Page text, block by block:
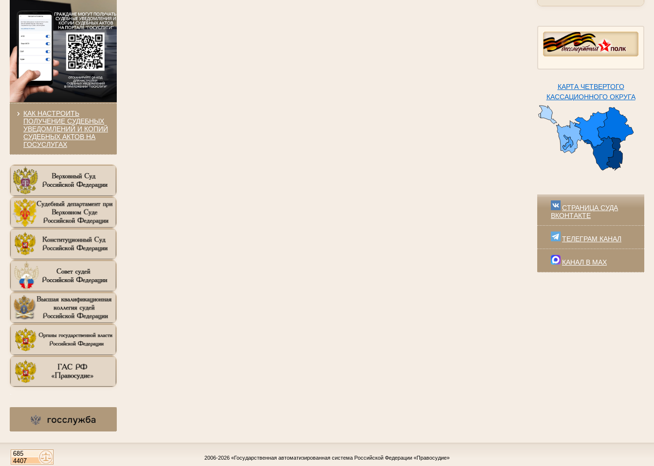
КАК НАСТРОИТЬ
ПОЛУЧЕНИЕ СУДЕБНЫХ
УВЕДОМЛЕНИЙ И КОПИЙ
СУДЕБНЫХ АКТОВ НА
ГОСУСЛУГАХ
КАРТА ЧЕТВЕРТОГО
КАССАЦИОННОГО ОКРУГА
СТРАНИЦА СУДА
ВКОНТАКТЕ
ТЕЛЕГРАМ КАНАЛ
КАНАЛ В MAX
2006-2026 «Государственная автоматизированная система Российской Федерации «Правосудие»